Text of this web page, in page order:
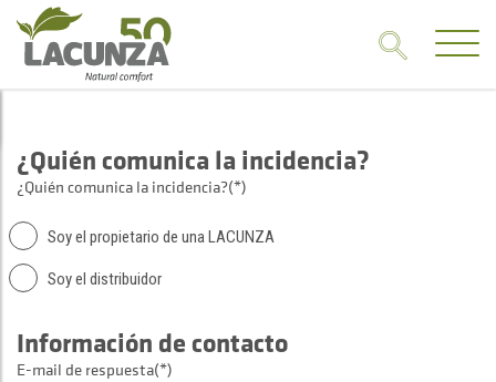
¿Quién comunica la incidencia?
¿Quién comunica la incidencia?(*)
Soy el propietario de una LACUNZA
Soy el distribuidor
Información de contacto
E-mail de respuesta(*)